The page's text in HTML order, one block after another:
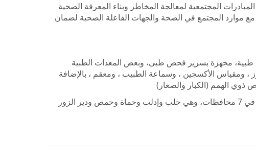
المجتمعية لمعالجة المخاطر وبناء المعرفة الصحية
مع موارد المجتمع في الصحة والجهات الفاعلة الصحية لضمان
طبية، مجهزة بسرير فحص طبي، وبعض المعدات الطبية
ومقياس الأكسجين ، وسماعة الطبيب ، ومعقم ، بالإضافة
ذوي الهمم (الكبار والصغار)
نقاط صحية بالشراكة مع المفوضية السامية للأمم المتحدة لشؤون اللاجئين في 7 محافظات، وهي حلب وإدلب وحماة وحمص ودير الزور